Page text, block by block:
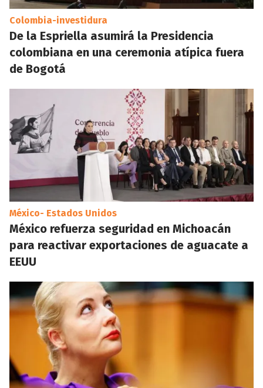
Colombia-investidura
De la Espriella asumirá la Presidencia
colombiana en una ceremonia atípica fuera
de Bogotá
México- Estados Unidos
México refuerza seguridad en Michoacán
para reactivar exportaciones de aguacate a
EEUU